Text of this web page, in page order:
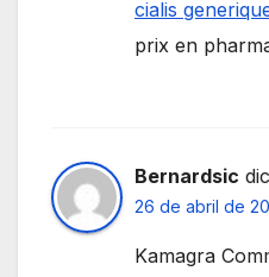
cialis
prix en
Bernardsic
26 de abril de
Kamagra